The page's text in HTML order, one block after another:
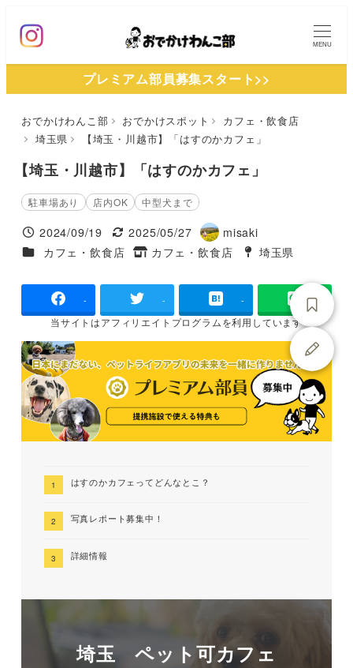
ン
MENU
プレミアム部員募集スタート>>
おでかけわんこ部 おでかけスポット
カフェ・飲食店
埼玉県
【埼玉・川越市】「はすのかカフェ」
【埼玉・川越市】「はすのかカフェ」
駐車場あり 店内OK 中型犬まで
投稿日
2024/09/19
更新日
2025/05/27
著
者
misaki
施設ジャンル
カフェ・飲食店
タグ
カフェ・飲食店
タグ
埼玉県
- - -
当サイトはアフィリエイトプログラムを利用しています
はすのかカフェってどんなとこ？
写真レポート募集中！
詳細情報
埼玉 ペット可カフェ